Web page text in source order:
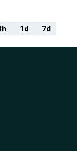
1d 7d